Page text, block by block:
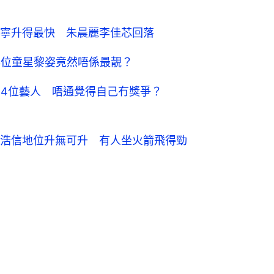
升得最快 朱晨麗李佳芯回落
童星黎姿竟然唔係最靚？
位藝人 唔通覺得自己冇獎爭？
信地位升無可升　有人坐火箭飛得勁